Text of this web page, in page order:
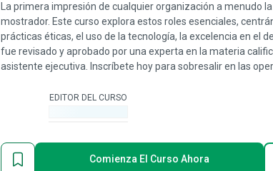
La primera impresión de cualquier organización a menudo
mostrador. Este curso explora estos roles esenciales,
prácticas éticas, el uso de la tecnología, la excelencia en el
fue revisado y aprobado por una experta en la materia
asistente ejecutiva. Inscríbete hoy para sobresalir en las
EDITOR DEL CURSO
Comienza El Curso Ahora